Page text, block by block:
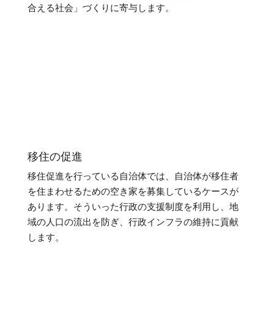
合える社会」づくりに寄与します。
移住の促進
移住促進を行っている自治体では、自治体が移住者
を住まわせるための空き家を募集しているケースが
あります。そういった行政の支援制度を利用し、地
域の人口の流出を防ぎ、行政インフラの維持に貢献
します。